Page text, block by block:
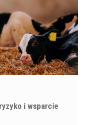
i wsparcie